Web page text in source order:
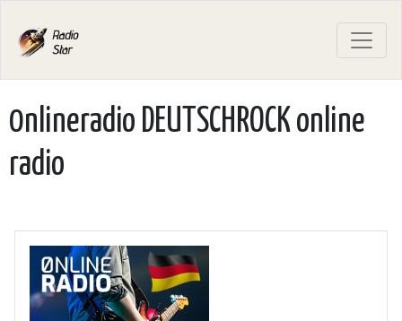
0nlineradio DEUTSCHROCK online
radio